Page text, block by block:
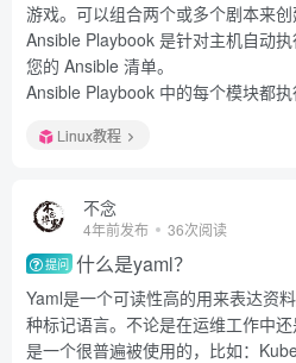
游戏。可以组合两个或多个剧本来创
Ansible Playbook 是针对主机自动
您的 Ansible 清单。
Ansible Playbook 中的每个模块都
Linux教程
不念
4年前发布 36次阅读
提问 什么是yaml？
Yaml是一个可读性高的用来表达资
种标记语言。不论是在运维工作中
是一个很普遍被使用的，比如：